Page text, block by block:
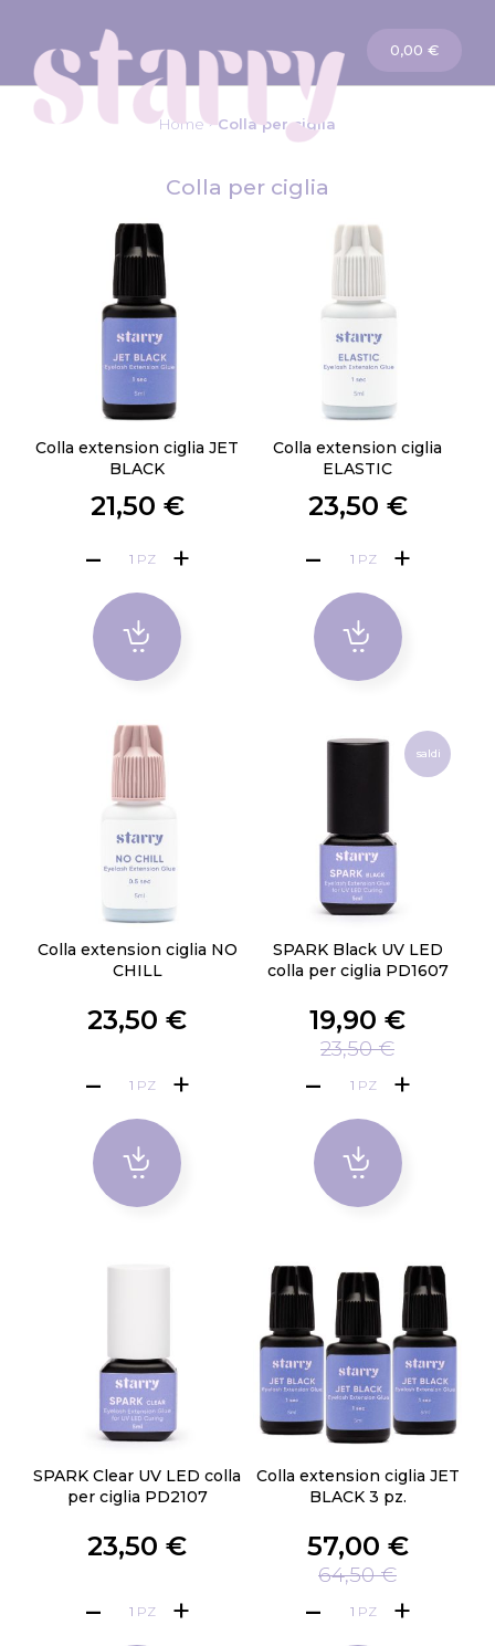
La mia carta
0,00 €
Home Colla per ciglia
Colla per ciglia
Colla extension ciglia JET
BLACK
21,50 €
PZ
Colla extension ciglia
ELASTIC
23,50 €
PZ
Colla extension ciglia NO
CHILL
23,50 €
PZ
saldi
SPARK Black UV LED
colla per ciglia PD1607
19,90 €
23,50 €
PZ
SPARK Clear UV LED colla
per ciglia PD2107
23,50 €
PZ
Colla extension ciglia JET
BLACK 3 pz.
57,00 €
64,50 €
PZ